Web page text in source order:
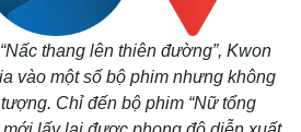
thang lên thiên đường”, Kwon
vào một số bộ phim nhưng không
Chỉ đến bộ phim “Nữ tổng